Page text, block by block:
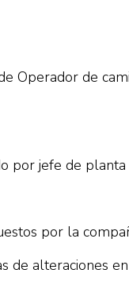
de
por jefe de planta
por la
de alteraciones